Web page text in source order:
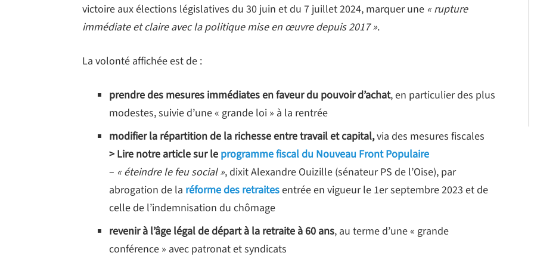
victoire aux élections législatives du 30 juin et du 7 juillet 2024, marquer une « rupture
immédiate et claire avec la politique mise en œuvre depuis 2017 ».
La volonté affichée est de :
prendre des mesures immédiates en faveur du pouvoir d’achat, en particulier des plus
modestes, suivie d’une « grande loi » à la rentrée
modifier la répartition de la richesse entre travail et capital,via des mesures fiscales
> Lire notre article sur le programme fiscal du Nouveau Front Populaire
– « éteindre le feu social », dixit Alexandre Ouizille (sénateur PS de l’Oise), par
abrogation de la réforme des retraitesentrée en vigueur le 1er septembre 2023 et de
celle de l’indemnisation du chômage
revenir à l’âge légal de départ à la retraite à 60 ans, au terme d’une « grande
conférence » avec patronat et syndicats